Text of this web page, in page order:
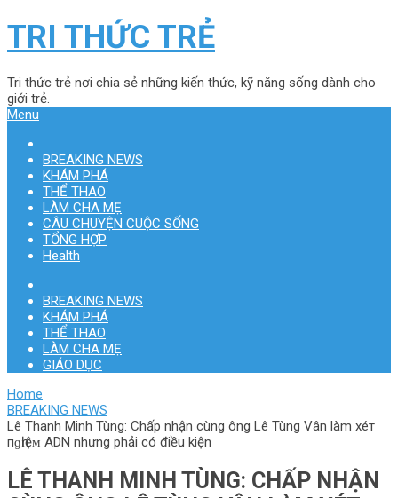
TRI THỨC TRẺ
Tri thức trẻ nơi chia sẻ những kiến thức, kỹ năng sống dành cho
giới trẻ.
Menu
BREAKING NEWS
KHÁM PHÁ
THỂ THAO
LÀM CHA MẸ
CÂU CHUYỆN CUỘC SỐNG
TỔNG HỢP
Health
BREAKING NEWS
KHÁM PHÁ
THỂ THAO
LÀM CHA MẸ
GIÁO DỤC
Home
BREAKING NEWS
Lê Thanh Minh Tùng: Chấp nhận cùng ông Lê Tùng Vân làm хéт
пɡһɪệᴍ ADN nhưng phải có điều kiện
LÊ THANH MINH TÙNG: CHẤP NHẬN